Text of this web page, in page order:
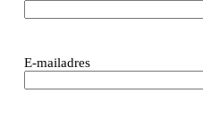
E-mailadres